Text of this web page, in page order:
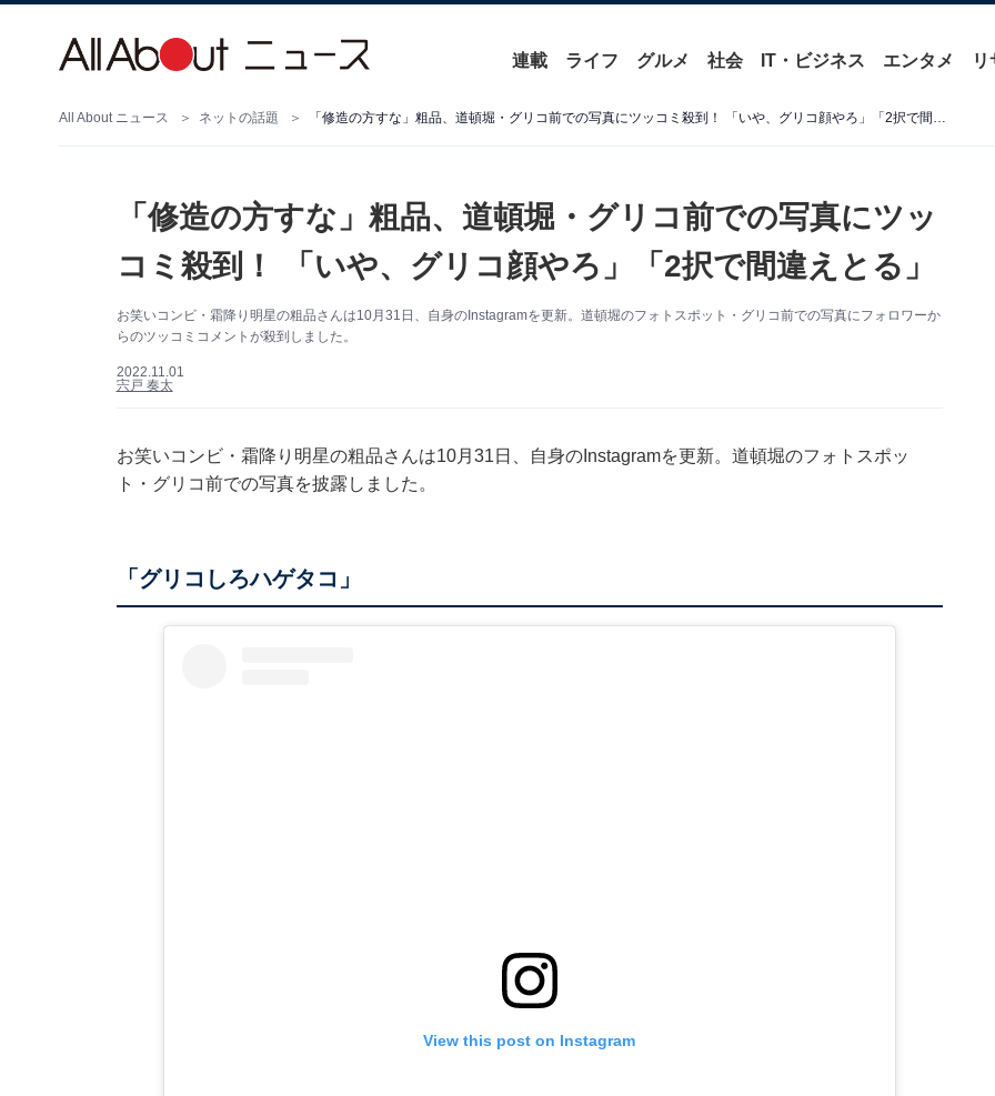
連載 ライフ グルメ 社会 IT・ビジネス エンタメ リ
All About ニュース ネットの話題 「修造の方すな」粗品、道頓堀・グリコ前での写真にツッコミ殺到！ 「いや、グリコ顔やろ」「2択で間違えとる」
「修造の方すな」粗品、道頓堀・グリコ前での写真にツッ
コミ殺到！ 「いや、グリコ顔やろ」「2択で間違えとる」
お笑いコンビ・霜降り明星の粗品さんは10月31日、自身のInstagramを更新。道頓堀のフォトスポット・グリコ前での写真にフォロワーか
らのツッコミコメントが殺到しました。
2022.11.01
宍戸 奏太
お笑いコンビ・霜降り明星の粗品さんは10月31日、自身のInstagramを更新。道頓堀のフォトスポッ
ト・グリコ前での写真を披露しました。
「グリコしろハゲタコ」
View this post on Instagram